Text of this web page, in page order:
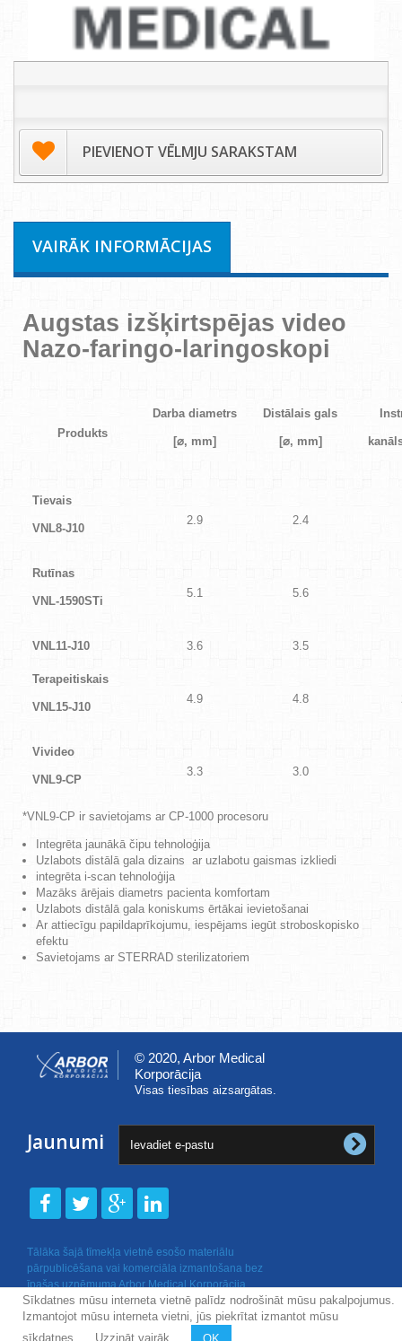
PIEVIENOT VĒLMJU SARAKSTAM
VAIRĀK INFORMĀCIJAS
Augstas izšķirtspējas video
Nazo-faringo-laringoskopi
Produkts
Darba diametrs
[⌀, mm]
Distālais gals
[⌀, mm]
Tievais
VNL8-J10
2.9 2.4
Rutīnas
VNL-1590STi
5.1 5.6
VNL11-J10 3.6 3.5
Terapeitiskais
VNL15-J10
4.9 4.8
Vivideo
VNL9-CP
3.3 3.0
*VNL9-CP ir savietojams ar CP-1000 procesoru
Integrēta jaunākā čipu tehnoloģija
Uzlabots distālā gala dizains ar uzlabotu gaismas izkliedi
integrēta i-scan tehnoloģija
Mazāks ārējais diametrs pacienta komfortam
Uzlabots distālā gala koniskums ērtākai ievietošanai
Ar attiecīgu papildaprīkojumu, iespējams iegūt stroboskopisko
efektu
Savietojams ar STERRAD sterilizatoriem
© 2020, Arbor Medical
Korporācija
Visas tiesības aizsargātas.
Jaunumi
Sīkdatnes mūsu interneta vietnē palīdz nodrošināt mūsu pakalpojumus.
Izmantojot mūsu interneta vietni, jūs piekrītat izmantot mūsu
sīkdatnes. Uzzināt vairāk
Tālāka šajā tīmekļa vietnē esošo materiālu
pārpublicēšana vai komerciāla izmantošana bez
īpašas uzņēmuma Arbor Medical Korporācija
rakstiskas atļaujas nav atļauta.